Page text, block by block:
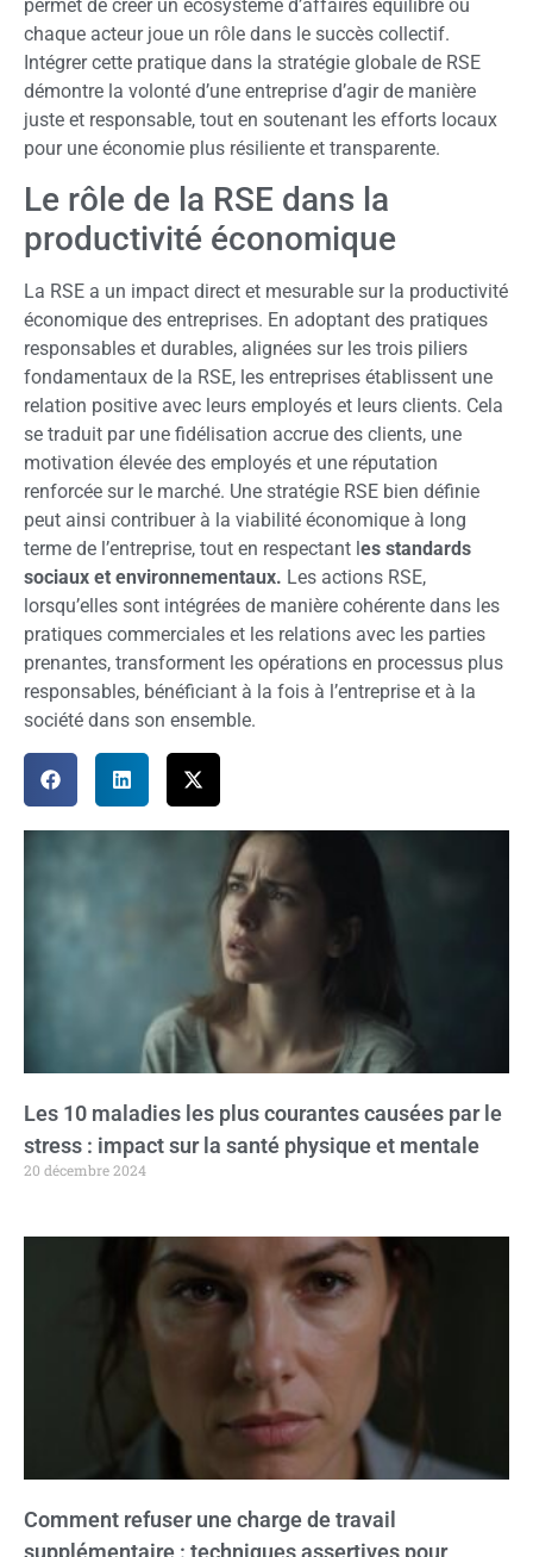
permet de créer un écosystème d’affaires équilibré où
chaque acteur joue un rôle dans le succès collectif.
Intégrer cette pratique dans la stratégie globale de RSE
démontre la volonté d’une entreprise d’agir de manière
juste et responsable, tout en soutenant les efforts locaux
pour une économie plus résiliente et transparente.
Le rôle de la RSE dans la
productivité économique
La RSE a un impact direct et mesurable sur la productivité
économique des entreprises. En adoptant des pratiques
responsables et durables, alignées sur les trois piliers
fondamentaux de la RSE, les entreprises établissent une
relation positive avec leurs employés et leurs clients. Cela
se traduit par une fidélisation accrue des clients, une
motivation élevée des employés et une réputation
renforcée sur le marché. Une stratégie RSE bien définie
peut ainsi contribuer à la viabilité économique à long
terme de l’entreprise, tout en respectant l es standards
sociaux et environnementaux. Les actions RSE,
lorsqu’elles sont intégrées de manière cohérente dans les
pratiques commerciales et les relations avec les parties
prenantes, transforment les opérations en processus plus
responsables, bénéficiant à la fois à l’entreprise et à la
société dans son ensemble.
Les 10 maladies les plus courantes causées par le
stress : impact sur la santé physique et mentale
20 décembre 2024
Comment refuser une charge de travail
supplémentaire : techniques assertives pour